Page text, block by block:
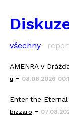
všechny
AMENRA v
u - 08.08.2026
Enter the
bizzaro -